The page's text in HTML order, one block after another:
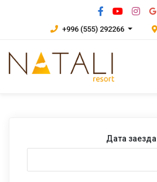
+996 (555) 292266
Дата заезда